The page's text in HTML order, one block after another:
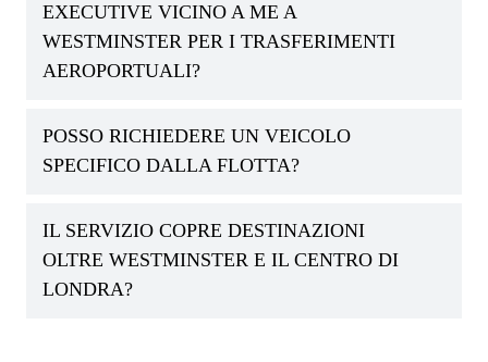
EXECUTIVE VICINO A ME A
WESTMINSTER PER I TRASFERIMENTI
AEROPORTUALI?
POSSO RICHIEDERE UN VEICOLO
SPECIFICO DALLA FLOTTA?
IL SERVIZIO COPRE DESTINAZIONI
OLTRE WESTMINSTER E IL CENTRO DI
LONDRA?